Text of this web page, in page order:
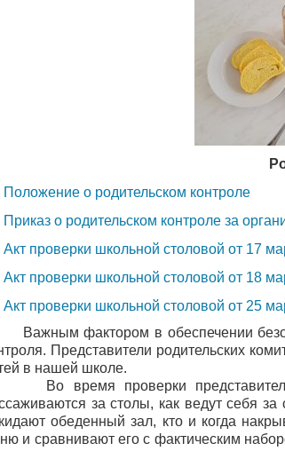
Положение о родительском контроле
Приказ о родительском контроле за
Акт проверки школьной столовой от 17
Акт проверки школьной столовой от 18
Акт проверки школьной столовой от 25
фактором в обеспечении
Представители родительских
в нашей школе.
время проверки представители
за столы, как ведут себя за
обеденный зал, кто и когда
и сравнивают его с фактическим